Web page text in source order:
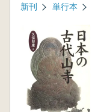
新刊 単行本